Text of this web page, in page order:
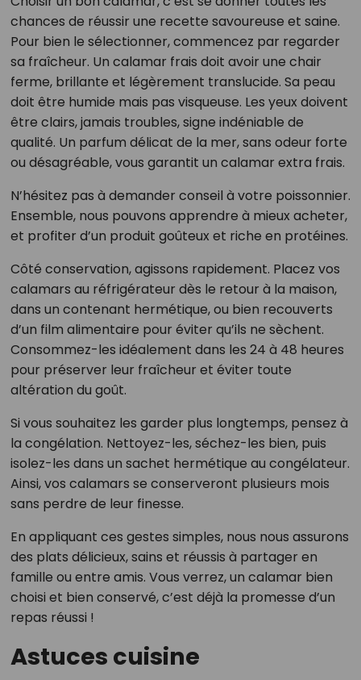
chances de réussir une recette savoureuse et saine.
Pour bien le sélectionner, commencez par regarder
sa fraîcheur. Un calamar frais doit avoir une chair
ferme, brillante et légèrement translucide. Sa peau
doit être humide mais pas visqueuse. Les yeux doivent
être clairs, jamais troubles, signe indéniable de
qualité. Un parfum délicat de la mer, sans odeur forte
ou désagréable, vous garantit un calamar extra frais.
N’hésitez pas à demander conseil à votre poissonnier.
Ensemble, nous pouvons apprendre à mieux acheter,
et profiter d’un produit goûteux et riche en protéines.
Côté conservation, agissons rapidement. Placez vos
calamars au réfrigérateur dès le retour à la maison,
dans un contenant hermétique, ou bien recouverts
d’un film alimentaire pour éviter qu’ils ne sèchent.
Consommez-les idéalement dans les 24 à 48 heures
pour préserver leur fraîcheur et éviter toute
altération du goût.
Si vous souhaitez les garder plus longtemps, pensez à
la congélation. Nettoyez-les, séchez-les bien, puis
isolez-les dans un sachet hermétique au congélateur.
Ainsi, vos calamars se conserveront plusieurs mois
sans perdre de leur finesse.
En appliquant ces gestes simples, nous nous assurons
des plats délicieux, sains et réussis à partager en
famille ou entre amis. Vous verrez, un calamar bien
choisi et bien conservé, c’est déjà la promesse d’un
repas réussi !
Astuces cuisine